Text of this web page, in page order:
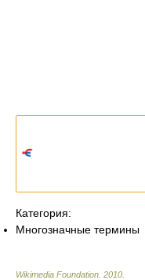
Категория:
Многозначные термины
Wikimedia Foundation 2010